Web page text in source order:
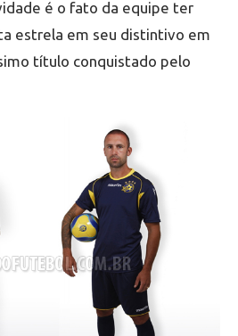
é o fato da equipe ter
estrela em seu distintivo em
título conquistado pelo